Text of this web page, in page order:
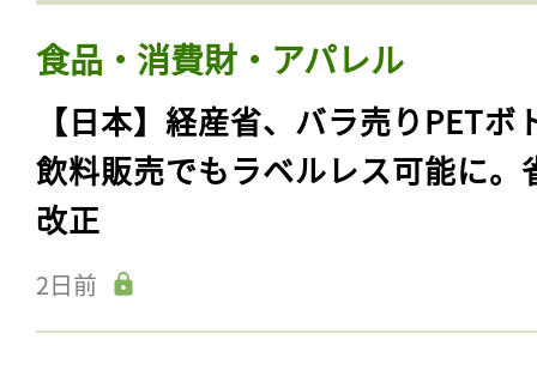
食品・消費財・アパレル
【日本】経産省、バラ売りPETボ
飲料販売でもラベルレス可能に。
改正
2日前